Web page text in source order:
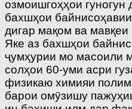
озмоишгоҳҳои гуногун
бахшҳои
дигар мақом ва
Яке аз бахшҳои
ҷумҳурии мо масоили
солҳои 60-уми асри
физикаю химияи
барои омӯзишу